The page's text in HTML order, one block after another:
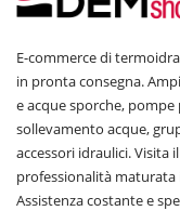
E-commerce di
in pronta consegna.
e acque sporche,
sollevamento acque,
accessori idraulici. Visita
professionalità maturata
Assistenza costante e